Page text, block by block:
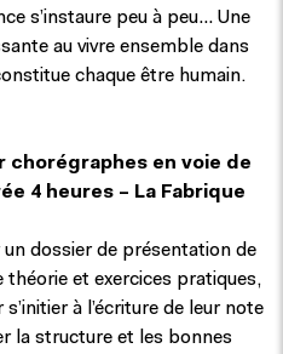
s’instaure peu à peu…​ Une
au vivre ensemble dans
chaque être humain.
chorégraphes en voie de
4 heures – La Fabrique
dossier de présentation de
et exercices pratiques,
à l’écriture de leur note
la structure et les bonnes